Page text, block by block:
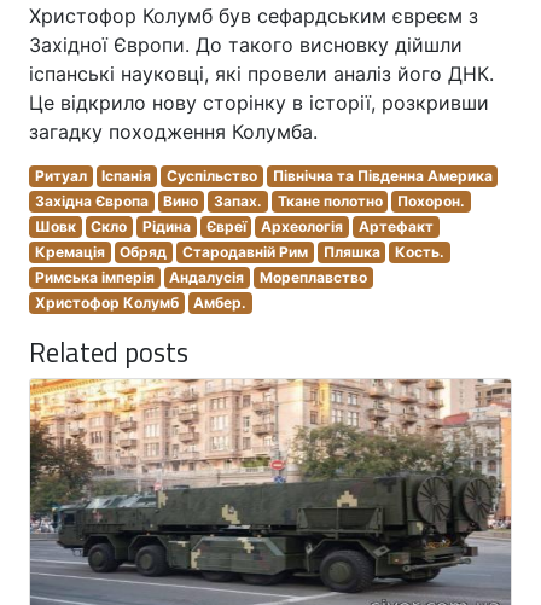
Христофор Колумб був сефардським євреєм з
Західної Європи. До такого висновку дійшли
іспанські науковці, які провели аналіз його ДНК.
Це відкрило нову сторінку в історії, розкривши
загадку походження Колумба.
Ритуал Іспанія Суспільство
Північна та Південна Америка
Західна Європа
Вино Запах. Ткане полотно
Похорон.
Шовк
Скло Рідина Євреї Археологія
Артефакт
Кремація
Обряд Стародавній Рим Пляшка
Кость.
Римська імперія
Андалусія
Мореплавство
Христофор Колумб
Амбер.
Related posts